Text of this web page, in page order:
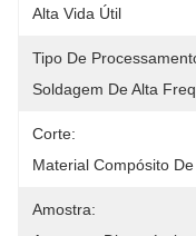
Alta Vida Útil
Tipo De
Soldagem De Alta
Corte:
Material Compósito
Amostra: